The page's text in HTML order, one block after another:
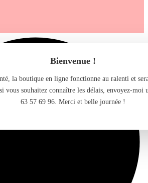
Bienvenue !
la boutique en ligne fonctionne au ralenti et
vous souhaitez connaître les délais, envoyez-moi
63 57 69 96. Merci et belle journée !